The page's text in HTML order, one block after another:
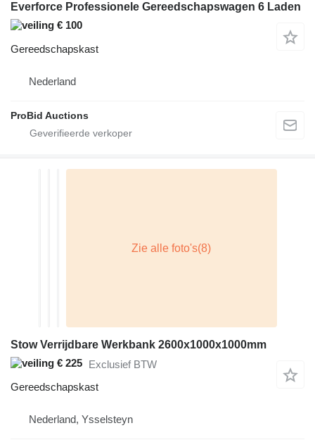
Everforce Professionele Gereedschapswagen 6 Laden
€ 100
Gereedschapskast
Nederland
ProBid Auctions
Stow Verrijdbare Werkbank 2600x1000x1000mm
€ 225 Exclusief BTW
Gereedschapskast
Nederland, Ysselsteyn